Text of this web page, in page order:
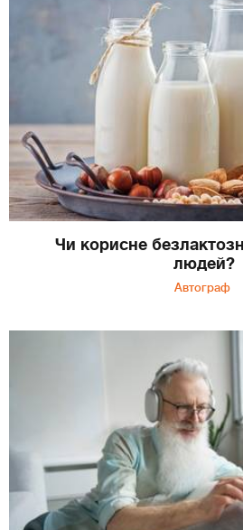
Чи корисне
людей?
Автограф